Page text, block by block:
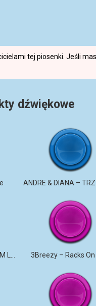
tej piosenki. Jeśli
dźwiękowe
3Breezy – Racks On